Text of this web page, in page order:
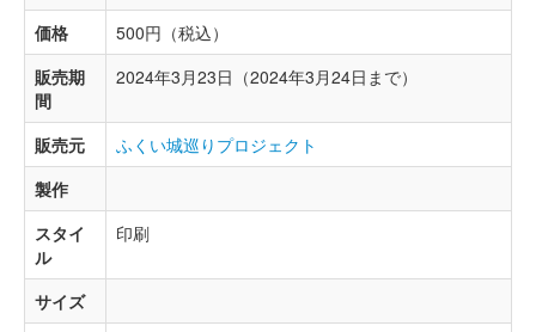
価格
500円（税込）
販売期
間
2024年3月23日（2024年3月24日まで）
販売元
ふくい城巡りプロジェクト
製作
スタイ
ル
印刷
サイズ